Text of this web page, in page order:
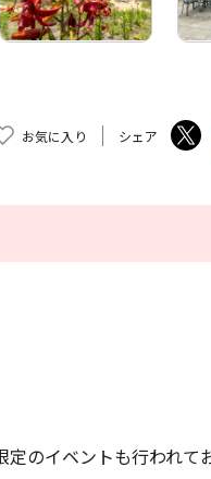
お気に入り シェア
のイベントも行われて